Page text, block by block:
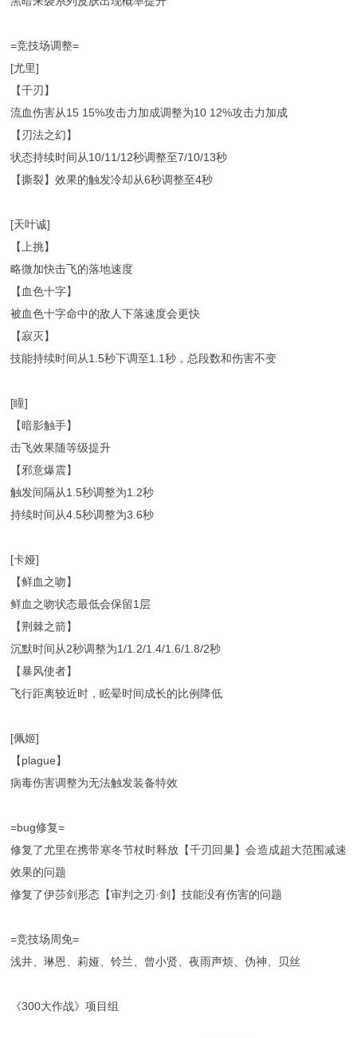
=竞技场调整=
[尤里]
【千刃】
流血伤害从15 15%攻击力加成调整为10 12%攻击力加成
【刃法之幻】
状态持续时间从10/11/12秒调整至7/10/13秒
【撕裂】效果的触发冷却从6秒调整至4秒
[天叶诚]
【上挑】
略微加快击飞的落地速度
【血色十字】
被血色十字命中的敌人下落速度会更快
【寂灭】
技能持续时间从1.5秒下调至1.1秒，总段数和伤害不变
[瞳]
【暗影触手】
击飞效果随等级提升
【邪意爆震】
触发间隔从1.5秒调整为1.2秒
持续时间从4.5秒调整为3.6秒
[卡娅]
【鲜血之吻】
鲜血之吻状态最低会保留1层
【荆棘之箭】
沉默时间从2秒调整为1/1.2/1.4/1.6/1.8/2秒
【暴风使者】
飞行距离较近时，眩晕时间成长的比例降低
[佩姬]
【plague】
病毒伤害调整为无法触发装备特效
=bug修复=
修复了尤里在携带寒冬节杖时释放【千刃回巢】会造成超大范围减速
效果的问题
修复了伊莎剑形态【审判之刃·剑】技能没有伤害的问题
=竞技场周免=
浅井、琳恩、莉娅、铃兰、曾小贤、夜雨声烦、伪神、贝丝
《300大作战》项目组